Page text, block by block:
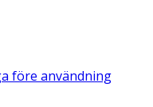
före användning